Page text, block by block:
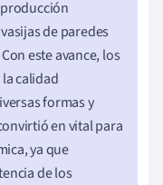
de paredes
este avance, los
calidad
formas y
en vital para
ya que
de los